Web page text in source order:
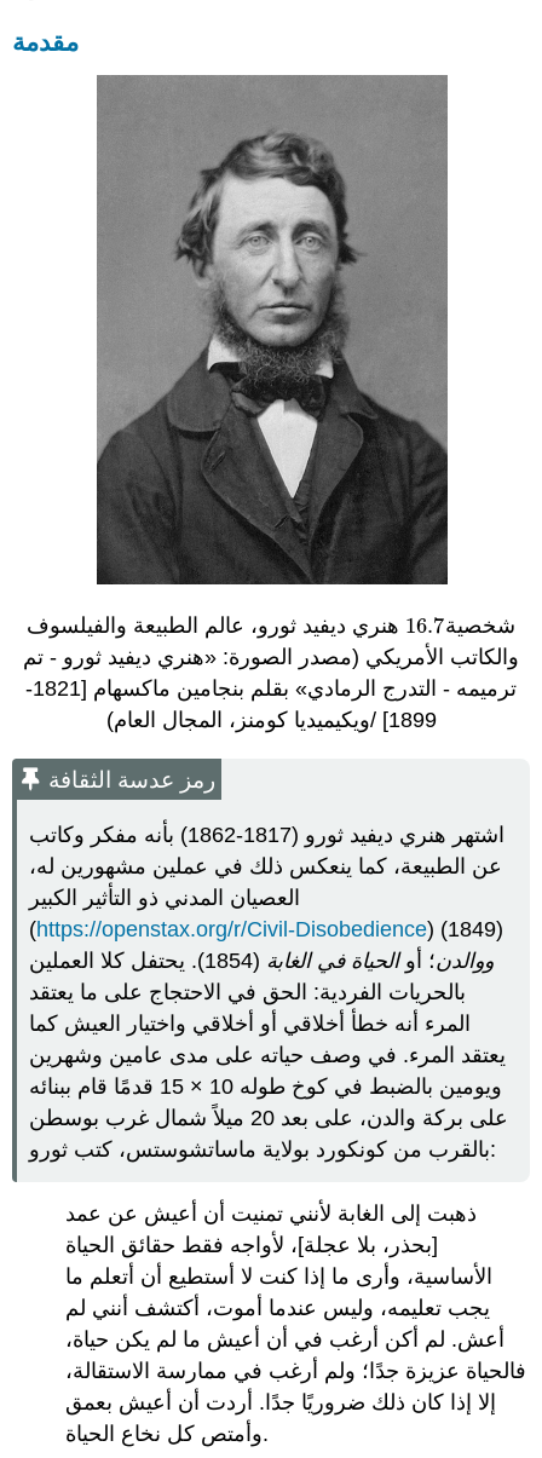
مقدمة
شخصية16.7
16.7 هنري ديفيد ثورو، عالم الطبيعة والفيلسوف
والكاتب الأمريكي (مصدر الصورة: «هنري ديفيد ثورو - تم
ترميمه - التدرج الرمادي» بقلم بنجامين ماكسهام [1821-
1899] /ويكيميديا كومنز، المجال العام)
رمز عدسة الثقافة
اشتهر هنري ديفيد ثورو (1817-1862) بأنه مفكر وكاتب
عن الطبيعة، كما ينعكس ذلك في عملين مشهورين له،
العصيان المدني ذو التأثير الكبير
(https://openstax.org/r/Civil-Disobedience) (1849)
ووالدن؛ أوالحياة في الغابة
(1854). يحتفل كلا العملين
بالحريات الفردية: الحق في الاحتجاج على ما يعتقد
المرء أنه خطأ أخلاقي أو أخلاقي واختيار العيش كما
يعتقد المرء. في وصف حياته على مدى عامين وشهرين
ويومين بالضبط في كوخ طوله 10 × 15 قدمًا قام ببنائه
على بركة والدن، على بعد 20 ميلاً شمال غرب بوسطن
بالقرب من كونكورد بولاية ماساتشوستس، كتب ثورو:
ذهبت إلى الغابة لأنني تمنيت أن أعيش عن عمد
[بحذر، بلا عجلة]، لأواجه فقط حقائق الحياة
الأساسية، وأرى ما إذا كنت لا أستطيع أن أتعلم ما
يجب تعليمه، وليس عندما أموت، أكتشف أنني لم
أعش. لم أكن أرغب في أن أعيش ما لم يكن حياة،
فالحياة عزيزة جدًا؛ ولم أرغب في ممارسة الاستقالة،
إلا إذا كان ذلك ضروريًا جدًا. أردت أن أعيش بعمق
وأمتص كل نخاع الحياة.